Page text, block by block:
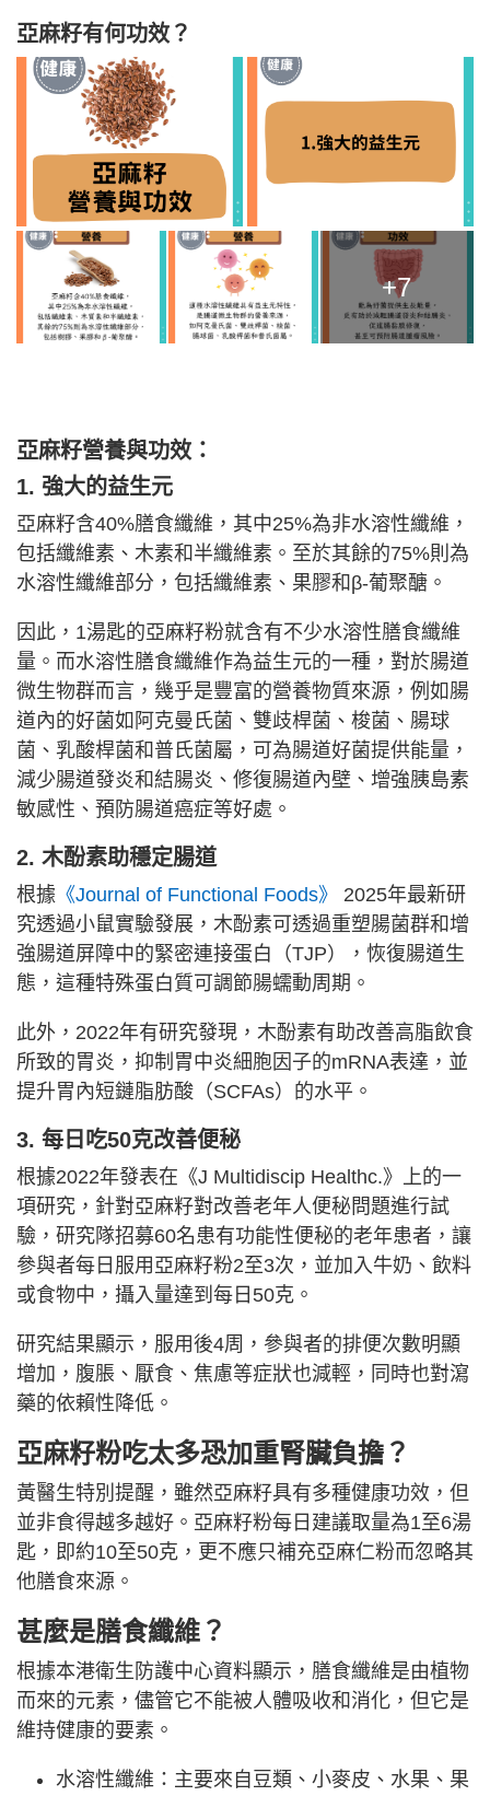
亞麻籽有何功效？
+7
亞麻籽營養與功效：
1. 強大的益生元
亞麻籽含40%膳食纖維，其中25%為非水溶性纖維，
包括纖維素、木素和半纖維素。至於其餘的75%則為
水溶性纖維部分，包括纖維素、果膠和β-葡聚醣。
因此，1湯匙的亞麻籽粉就含有不少水溶性膳食纖維
量。而水溶性膳食纖維作為益生元的一種，對於腸道
微生物群而言，幾乎是豐富的營養物質來源，例如腸
道內的好菌如阿克曼氏菌、雙歧桿菌、梭菌、腸球
菌、乳酸桿菌和普氏菌屬，可為腸道好菌提供能量，
減少腸道發炎和結腸炎、修復腸道內壁、增強胰島素
敏感性、預防腸道癌症等好處。
2. 木酚素助穩定腸道
根據 《Journal of Functional Foods》
2025年最新研
究透過小鼠實驗發展，木酚素可透過重塑腸菌群和增
強腸道屏障中的緊密連接蛋白（TJP），恢復腸道生
態，這種特殊蛋白質可調節腸蠕動周期。
此外，2022年有研究發現，木酚素有助改善高脂飲食
所致的胃炎，抑制胃中炎細胞因子的mRNA表達，並
提升胃內短鏈脂肪酸（SCFAs）的水平。
3. 每日吃50克改善便秘
根據2022年發表在《J Multidiscip Healthc.》上的一
項研究，針對亞麻籽對改善老年人便秘問題進行試
驗，研究隊招募60名患有功能性便秘的老年患者，讓
參與者每日服用亞麻籽粉2至3次，並加入牛奶、飲料
或食物中，攝入量達到每日50克。
研究結果顯示，服用後4周，參與者的排便次數明顯
增加，腹脹、厭食、焦慮等症狀也減輕，同時也對瀉
藥的依賴性降低。
亞麻籽粉吃太多恐加重腎臟負擔？
黃醫生特別提醒，雖然亞麻籽具有多種健康功效，但
並非食得越多越好。亞麻籽粉每日建議取量為1至6湯
匙 ，即約10至50克，更不應只補充亞麻仁粉而忽略其
他膳食來源。
甚麼是膳食纖維？
根據本港衛生防護中心資料顯示，膳食纖維是由植物
而來的元素，儘管它不能被人體吸收和消化，但它是
維持健康的要素。
水溶性纖維：主要來自豆類、小麥皮、水果、果